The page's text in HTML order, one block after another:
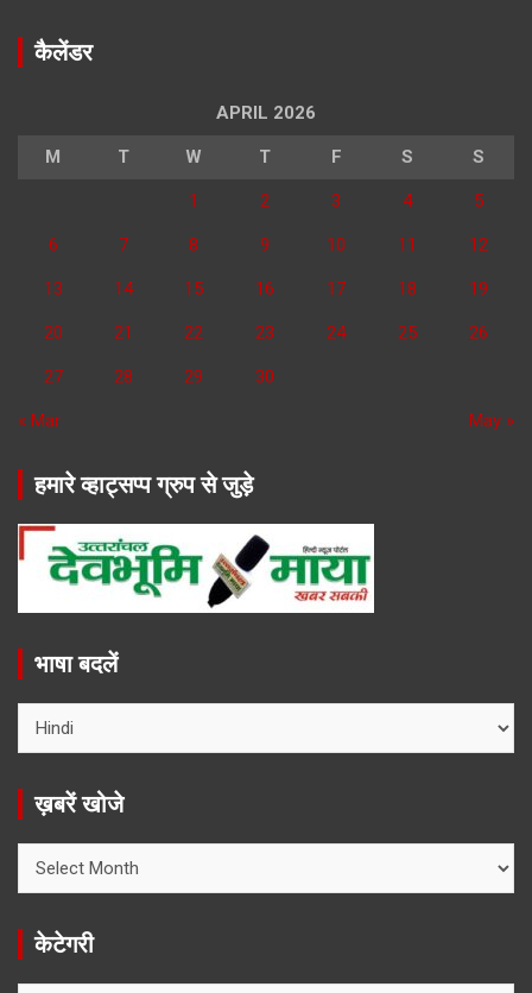
कैलेंडर
APRIL 2026
M T W T F S S
1 2 3 4 5
6 7 8 9 10 11 12
13 14 15 16 17 18 19
20 21 22 23 24 25 26
27 28 29 30
« Mar May »
हमारे व्हाट्सप्प ग्रुप से जुड़े
भाषा बदलें
ख़बरें खोजे
खोजे
केटेगरी